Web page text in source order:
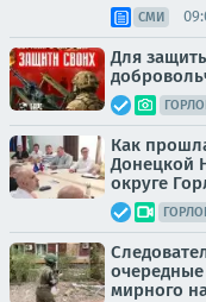
СМИ
Для
Как
Донецкой
округе
мирного